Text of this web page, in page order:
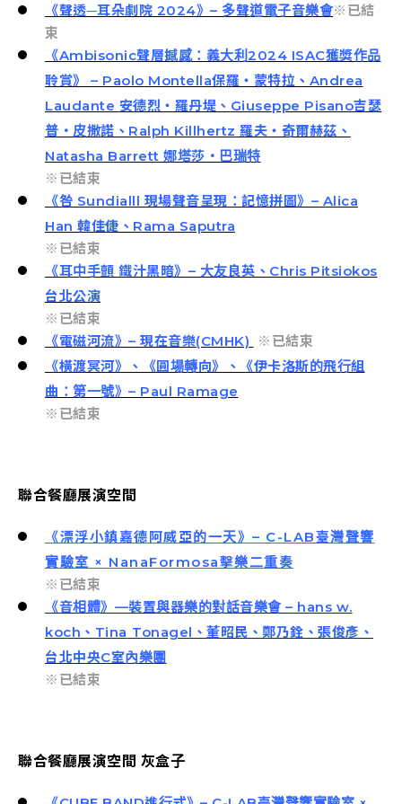
《聲透─耳朵劇院 2024》– 多聲道電子音樂會※已結
束
《Ambisonic聲層撼感：義大利2024 ISAC獲獎作品
聆賞》 – Paolo Montella保羅・蒙特拉、Andrea
Laudante 安德烈・羅丹堤、 Giuseppe Pisano吉瑟
普・皮撒諾、Ralph Killhertz 羅夫・奇爾赫茲、
Natasha Barrett 娜塔莎・巴瑞特
※已結束
《咎 Sundialll 現場聲音呈現：記憶拼圖》– Alica
Han 韓佳倢、Rama Saputra
※已結束
《耳中手顫 鐵汁黑暗》– 大友良英、Chris Pitsiokos
台北公演
※已結束
《電磁河流》– 現在音樂(CMHK)
※已結束
《橫渡冥河》、《圓場轉向》、《伊卡洛斯的飛行組
曲：第一號》– Paul Ramage
※已結束
聯合餐廳展演空間
《漂浮小鎮嘉德阿威亞的一天》– C-LAB臺灣聲響
實驗室 × NanaFormosa擊樂二重奏
※已結束
《音相體》—裝置與器樂的對話音樂會 – hans w.
koch、Tina Tonagel、董昭民、鄭乃銓、張俊彥、
台北中央C室內樂團
※已結束
聯合餐廳展演空間 灰盒子